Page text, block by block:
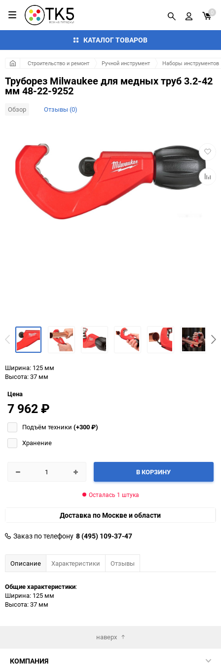
КАТАЛОГ ТОВАРОВ
0
Строительство и ремонт Ручной инструмент Наборы инструментов
Труборез Milwaukee для медных труб 3.2-42
мм 48-22-9252
Обзор Отзывы (0)
в
к
Ширина: 125 мм
Высота: 37 мм
Цена
7 962₽
Подъём техники (+300₽)
Хранение
В КОРЗИНУ
Осталась 1 штука
Доставка по Москве и области
Заказ по телефону 8 (495) 109-37-47
Описание Характеристики Отзывы
Общие характеристики:
Ширина: 125 мм
Высота: 37 мм
наверх
КОМПАНИЯ